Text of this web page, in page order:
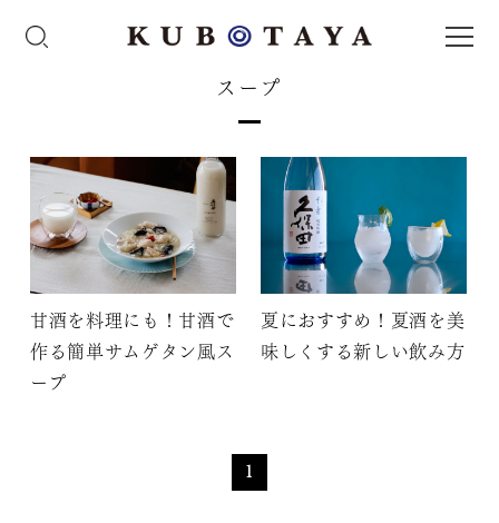
スープ
甘酒を料理にも！甘酒で
作る簡単サムゲタン風ス
ープ
夏におすすめ！夏酒を美
味しくする新しい飲み方
1